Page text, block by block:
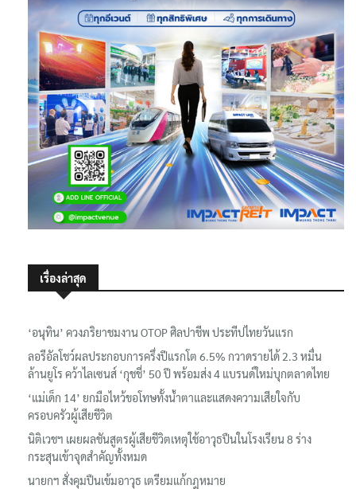
เรื่องล่าสุด
‘อนุทิน’ ควงภริยาชมงาน OTOP ศิลปาชีพ ประทีปไทยวันแรก
ลอรีอัลโชว์ผลประกอบการครึ่งปีแรกโต 6.5% กวาดรายได้ 2.3 หมื่น
ล้านยูโร คว้าไลเซนส์ ‘กุชชี่’ 50 ปี พร้อมส่ง 4 แบรนด์ใหม่บุกตลาดไทย
‘แม่เด็ก 14’ ยกมือไหว้ขอโทษทั้งน้ำตาและแสดงความเสียใจกับ
ครอบครัวผู้เสียชีวิต
นิติเวชฯ เผยผลชันสูตรผู้เสียชีวิตเหตุใช้อาวุธปืนในโรงเรียน 8 ร่าง
กระสุนเข้าจุดสำคัญทั้งหมด
นายกฯ สั่งคุมปืนเข้มอาวุธ เตรียมแก้กฎหมาย